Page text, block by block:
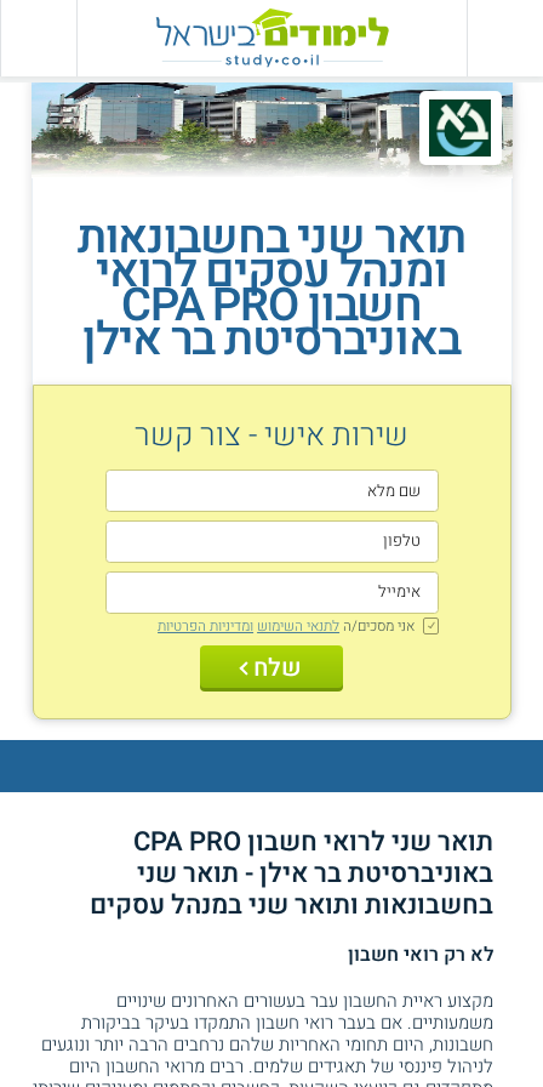
תואר שני בחשבונאות
ומנהל עסקים לרואי
חשבון CPA PRO
באוניברסיטת בר אילן
שירות אישי - צור קשר
אני מסכים/ה לתנאי השימוש ומדיניות הפרטיות
שלח
תואר שני לרואי חשבון CPA PRO
באוניברסיטת בר אילן - תואר שני
בחשבונאות ותואר שני במנהל עסקים
לא רק רואי חשבון
מקצוע ראיית החשבון עבר בעשורים האחרונים שינויים
משמעותיים. אם בעבר רואי חשבון התמקדו בעיקר בביקורת
חשבונות, היום תחומי האחריות שלהם נרחבים הרבה יותר ונוגעים
לניהול פיננסי של תאגידים שלמים. רבים מרואי החשבון היום